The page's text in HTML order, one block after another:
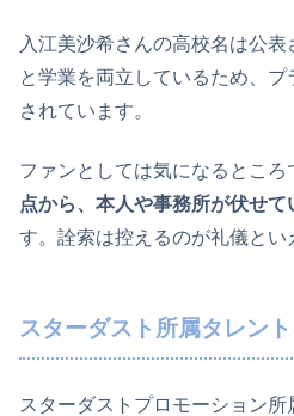
入江美沙希さんの高校名は公
と学業を両立しているため、
されています。
ファンとしては気になるところ
点から、本人や事務所が伏せて
す。詮索は控えるのが礼儀とい
スターダスト所属タレン
スターダストプロモーション